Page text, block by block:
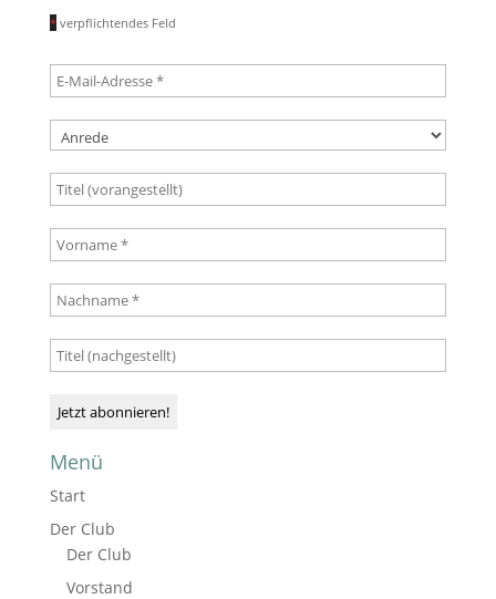
*verpflichtendes Feld
Menü
Start
Der Club
Der Club
Vorstand